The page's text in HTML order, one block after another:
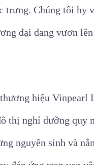
trưng. Chúng tôi hy
đại đang vươn
hiệu Vinpearl
thị nghỉ dưỡng quy
nguyên sinh và